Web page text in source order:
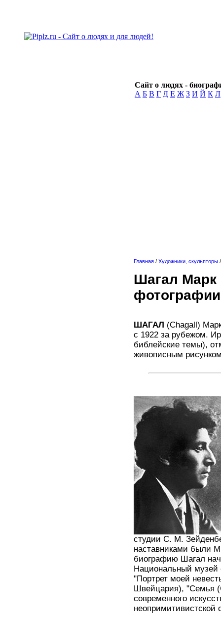
Сайт о людях -
А Б В Г Д Е Ж З И Й К Л
Главная / Художники, скульпторы
Шагал Марк
ШАГАЛ (Chagall)
с 1922 за рубежом.
библейские темы),
живописным
студии С. М.
наставниками были
биографию Шагал
Национальный музей
"Портрет моей
Швейцария), "Семья
современного
неопримитивистской